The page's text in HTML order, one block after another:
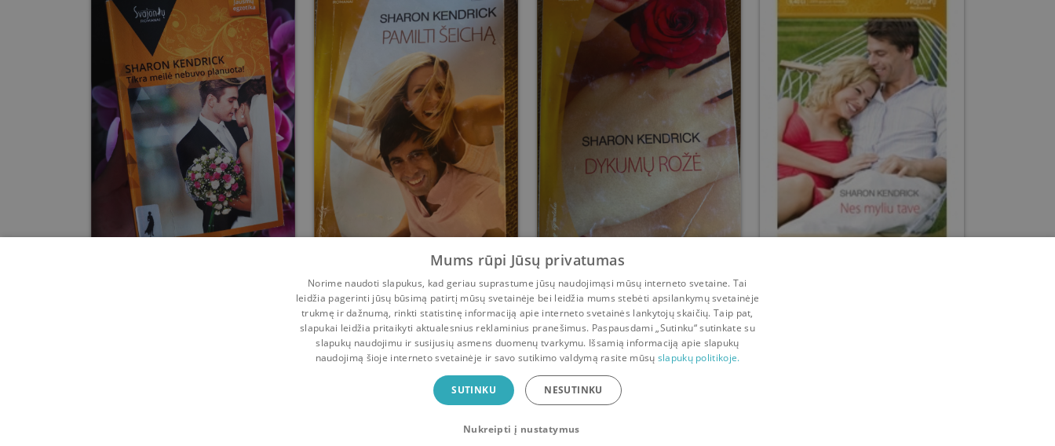
Pamilti šeichą
Sharon Kendrick
Prieš4 m.
Dykumų rožė
Sharon Kendrick
Prieš4 m.
Mums rūpi Jūsų privatumas
Norime naudoti slapukus, kad geriau suprastume jūsų naudojimąsi mūsų interneto svetaine. Tai
leidžia pagerinti jūsų būsimą patirtį mūsų svetainėje bei leidžia mums stebėti apsilankymų svetainėje
trukmę ir dažnumą, rinkti statistinę informaciją apie interneto svetainės lankytojų skaičių. Taip pat,
slapukai leidžia pritaikyti aktualesnius reklaminius pranešimus. Paspausdami „Sutinku“ sutinkate su
slapukų naudojimu ir susijusių asmens duomenų tvarkymu. Išsamią informaciją apie slapukų
naudojimą šioje interneto svetainėje ir savo sutikimo valdymą rasite mūsų slapukų politikoje.
SUTINKU NESUTINKU
Nukreipti į nustatymus